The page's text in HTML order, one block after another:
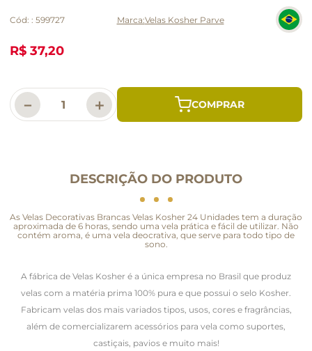
Cód: : 599727 Velas Kosher Parve
R$ 37,20
＋
－
DESCRIÇÃO DO PRODUTO
As Velas Decorativas Brancas Velas Kosher 24 Unidades tem a duração
aproximada de 6 horas, sendo uma vela prática e fácil de utilizar. Não
contém aroma, é uma vela deocrativa, que serve para todo tipo de
sono.
A fábrica de Velas Kosher é a única empresa no Brasil que produz
velas com a matéria prima 100% pura e que possui o selo Kosher.
Fabricam velas dos mais variados tipos, usos, cores e fragrâncias,
além de comercializarem acessórios para vela como suportes,
castiçais, pavios e muito mais!